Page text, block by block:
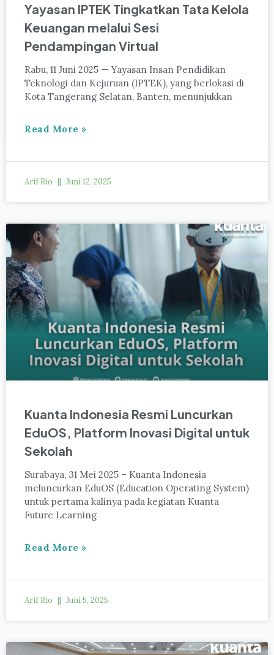
Yayasan IPTEK Tingkatkan Tata Kelola
Keuangan melalui Sesi
Pendampingan Virtual
Rabu, 11 Juni 2025 — Yayasan Insan Pendidikan
Teknologi dan Kejuruan (IPTEK), yang berlokasi di
Kota Tangerang Selatan, Banten, menunjukkan
Read More »
Arif Rio Juni 12, 2025
Kuanta Indonesia Resmi Luncurkan
EduOS, Platform Inovasi Digital untuk
Sekolah
Surabaya, 31 Mei 2025 – Kuanta Indonesia
meluncurkan EduOS (Education Operating System)
untuk pertama kalinya pada kegiatan Kuanta
Future Learning
Read More »
Arif Rio Juni 5, 2025